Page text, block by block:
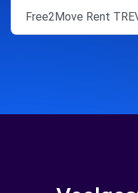
Free2Move Rent